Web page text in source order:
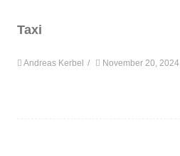
Taxi
Andreas Kerbel / November 20, 2024